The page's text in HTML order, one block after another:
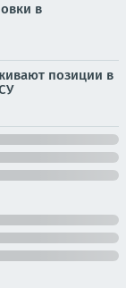
в
позиции в